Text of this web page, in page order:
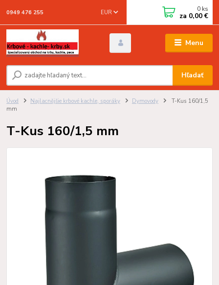
Menu
EUR
Hľadať
0949 476 255 0 ks
za 0,00 €
Úvod Najlacnějšie krbové kachle, sporáky Dymovody
T-Kus 160/1,5
mm
T-Kus 160/1,5 mm